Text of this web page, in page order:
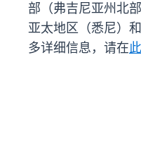
部（弗吉尼亚州北
亚太地区（悉尼）
多详细信息，请在